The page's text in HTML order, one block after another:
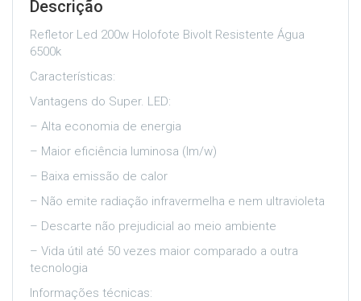
Descrição
Refletor Led 200w Holofote Bivolt Resistente Água
6500k
Características:
Vantagens do Super. LED:
– Alta economia de energia
– Maior eficiência luminosa (lm/w)
– Baixa emissão de calor
– Não emite radiação infravermelha e nem ultravioleta
– Descarte não prejudicial ao meio ambiente
– Vida útil até 50 vezes maior comparado a outra
tecnologia
Informações técnicas: